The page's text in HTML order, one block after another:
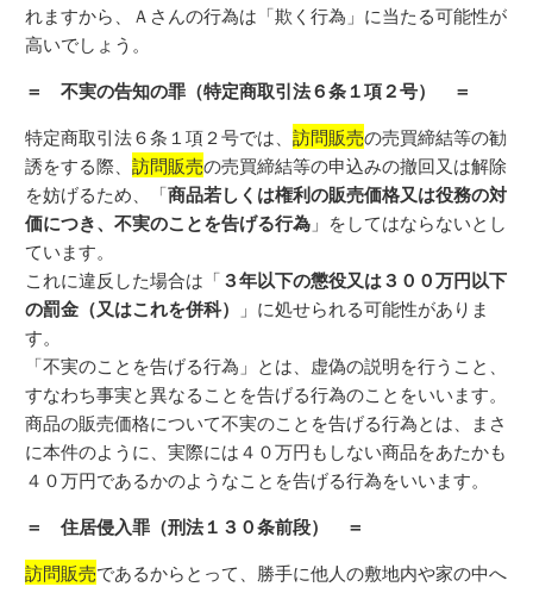
れますから、Ａさんの行為は「欺く行為」に当たる可能性が
高いでしょう。
＝ 不実の告知の罪（特定商取引法６条１項２号） ＝
特定商取引法６条１項２号では、訪問販売の売買締結等の勧
誘をする際、訪問販売の売買締結等の申込みの撤回又は解除
を妨げるため、「商品若しくは権利の販売価格又は役務の対
価につき、不実のことを告げる行為 」をしてはならないとし
ています。
これに違反した場合は「３年以下の懲役又は３００万円以下
の罰金（又はこれを併科）
」に処せられる可能性がありま
す。
「不実のことを告げる行為」とは、虚偽の説明を行うこと、
すなわち事実と異なることを告げる行為のことをいいます。
商品の販売価格について不実のことを告げる行為とは、まさ
に本件のように、実際には４０万円もしない商品をあたかも
４０万円であるかのようなことを告げる行為をいいます。
＝ 住居侵入罪（刑法１３０条前段） ＝
訪問販売であるからとって、勝手に他人の敷地内や家の中へ